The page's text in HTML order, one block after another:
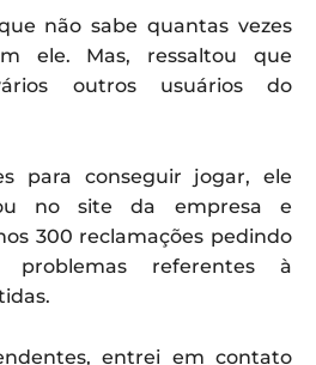
não sabe quantas vezes
ele. Mas, ressaltou que
outros usuários do
para conseguir jogar, ele
no site da empresa e
300 reclamações pedindo
problemas referentes à
entrei em contato